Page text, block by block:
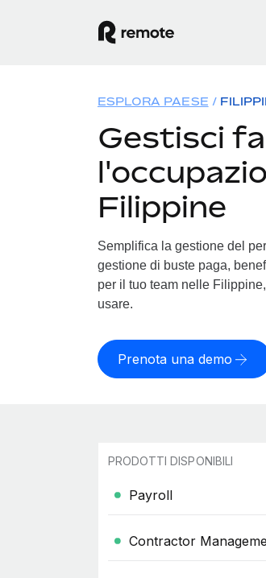
ESPLORA PAESE
Gestisci
Filippine
Semplifica la gestione del
gestione di buste paga,
per il tuo team nelle
usare.
Prenota una demo
PRODOTTI DISPONIBILI
Payroll
Contractor